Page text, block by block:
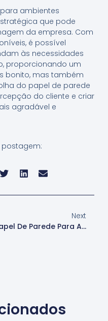
ambientes
que pode
da empresa. Com
é possível
às necessidades
proporcionando um
bonito, mas também
do papel de parede
do cliente e criar
agradável e
Next
Papel De Parede Para Ambientes Corporativos